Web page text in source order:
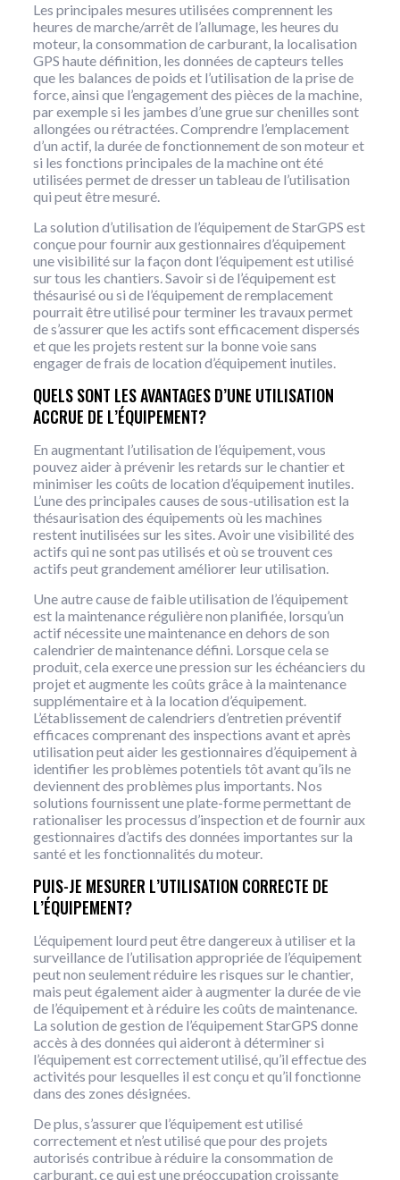
Les principales mesures utilisées comprennent les
heures de marche/arrêt de l’allumage, les heures du
moteur, la consommation de carburant, la localisation
GPS haute définition, les données de capteurs telles
que les balances de poids et l’utilisation de la prise de
force, ainsi que l’engagement des pièces de la machine,
par exemple si les jambes d’une grue sur chenilles sont
allongées ou rétractées. Comprendre l’emplacement
d’un actif, la durée de fonctionnement de son moteur et
si les fonctions principales de la machine ont été
utilisées permet de dresser un tableau de l’utilisation
qui peut être mesuré.
La solution d’utilisation de l’équipement de StarGPS est
conçue pour fournir aux gestionnaires d’équipement
une visibilité sur la façon dont l’équipement est utilisé
sur tous les chantiers. Savoir si de l’équipement est
thésaurisé ou si de l’équipement de remplacement
pourrait être utilisé pour terminer les travaux permet
de s’assurer que les actifs sont efficacement dispersés
et que les projets restent sur la bonne voie sans
engager de frais de location d’équipement inutiles.
QUELS SONT LES AVANTAGES D’UNE UTILISATION
ACCRUE DE L’ÉQUIPEMENT?
En augmentant l’utilisation de l’équipement, vous
pouvez aider à prévenir les retards sur le chantier et
minimiser les coûts de location d’équipement inutiles.
L’une des principales causes de sous-utilisation est la
thésaurisation des équipements où les machines
restent inutilisées sur les sites. Avoir une visibilité des
actifs qui ne sont pas utilisés et où se trouvent ces
actifs peut grandement améliorer leur utilisation.
Une autre cause de faible utilisation de l’équipement
est la maintenance régulière non planifiée, lorsqu’un
actif nécessite une maintenance en dehors de son
calendrier de maintenance défini. Lorsque cela se
produit, cela exerce une pression sur les échéanciers du
projet et augmente les coûts grâce à la maintenance
supplémentaire et à la location d’équipement.
L’établissement de calendriers d’entretien préventif
efficaces comprenant des inspections avant et après
utilisation peut aider les gestionnaires d’équipement à
identifier les problèmes potentiels tôt avant qu’ils ne
deviennent des problèmes plus importants. Nos
solutions fournissent une plate-forme permettant de
rationaliser les processus d’inspection et de fournir aux
gestionnaires d’actifs des données importantes sur la
santé et les fonctionnalités du moteur.
PUIS-JE MESURER L’UTILISATION CORRECTE DE
L’ÉQUIPEMENT?
L’équipement lourd peut être dangereux à utiliser et la
surveillance de l’utilisation appropriée de l’équipement
peut non seulement réduire les risques sur le chantier,
mais peut également aider à augmenter la durée de vie
de l’équipement et à réduire les coûts de maintenance.
La solution de gestion de l’équipement StarGPS donne
accès à des données qui aideront à déterminer si
l’équipement est correctement utilisé, qu’il effectue des
activités pour lesquelles il est conçu et qu’il fonctionne
dans des zones désignées.
De plus, s’assurer que l’équipement est utilisé
correctement et n’est utilisé que pour des projets
autorisés contribue à réduire la consommation de
carburant, ce qui est une préoccupation croissante